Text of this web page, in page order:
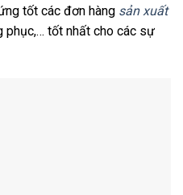
tốt các đơn hàng sản xuất
phục,… tốt nhất cho các sự